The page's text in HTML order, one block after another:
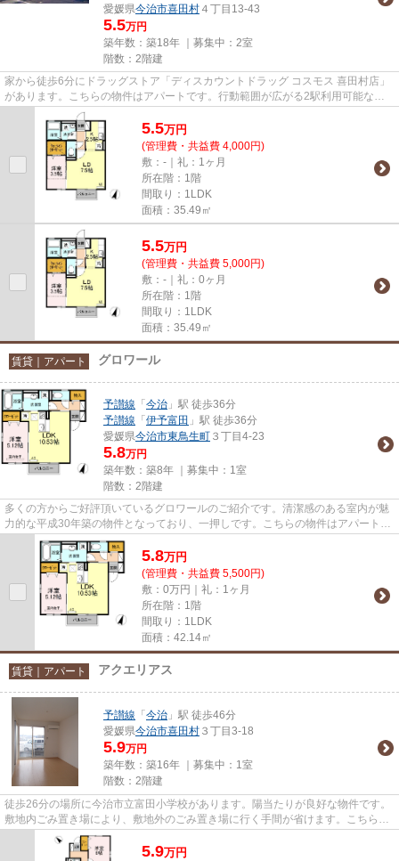
愛媛県今治市喜田村 ４丁目13-43
5.5万円
築年数：築18年 ｜募集中： 2室
階数：2階建
家から徒歩6分にドラッグストア「ディスカウントドラッグ コスモス 喜田村店」
があります。こちらの物件はアパートです。行動範囲が広がる2駅利用可能な物
件です。陽当たりの良い物件...
5.5万円
(管理費・共益費 4,000円)
敷：-｜礼：1ヶ月
所在階：1階
間取り：1LDK
面積：35.49㎡
5.5万円
(管理費・共益費 5,000円)
敷：-｜礼：0ヶ月
所在階：1階
間取り：1LDK
面積：35.49㎡
賃貸｜アパート グロワール
予讃線 「 今治 」駅 徒歩36分
予讃線 「 伊予富田 」駅 徒歩36分
愛媛県今治市東鳥生町 ３丁目4-23
5.8万円
築年数：築8年 ｜募集中： 1室
階数：2階建
多くの方からご好評頂いているグロワールのご紹介です。清潔感のある室内が魅
力的な平成30年築の物件となっており、一押しです。こちらの物件はアパートで
す。ご希望の地域から物件の...
5.8万円
(管理費・共益費 5,500円)
敷：0万円｜礼：1ヶ月
所在階：1階
間取り：1LDK
面積：42.14㎡
賃貸｜アパート アクエリアス
予讃線 「 今治 」駅 徒歩46分
愛媛県今治市喜田村 ３丁目3-18
5.9万円
築年数：築16年 ｜募集中： 1室
階数：2階建
徒歩26分の場所に今治市立富田小学校があります。陽当たりが良好な物件です。
敷地内ごみ置き場により、敷地外のごみ置き場に行く手間が省けます。こちらの
物件はアパートです。予讃線...
5.9万円